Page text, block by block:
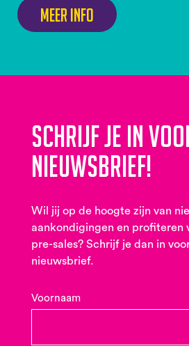
Meer info
Schrijf je in
nieuwsbrief!
Wil jij op de hoogte zijn van
aankondigingen en profiteren
pre-sales? Schrijf je dan in
nieuwsbrief.
Voornaam